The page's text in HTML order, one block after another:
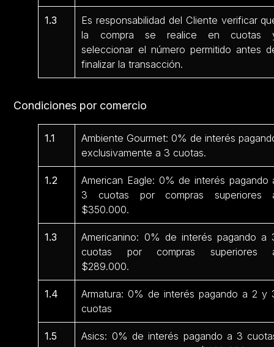
1.3
Es responsabilidad del Cliente verificar
la compra se realice en cuotas
seleccionar el número permitido antes
finalizar la transacción.
Condiciones por comercio
1.1
Ambiente Gourmet: 0% de interés
exclusivamente a 3 cuotas.
1.2
American Eagle: 0% de interés pagando
3 cuotas por compras superiores
$350.000.
1.3
Americanino: 0% de interés pagando a
cuotas por compras superiores
$289.000.
1.4
Armatura: 0% de interés pagando a 2 y
cuotas
1.5
Asics: 0% de interés pagando a 3